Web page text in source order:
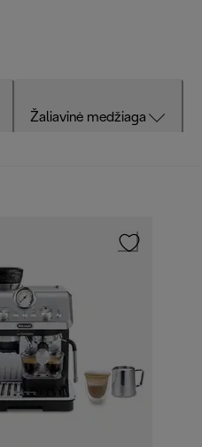
Žaliavinė medžiaga